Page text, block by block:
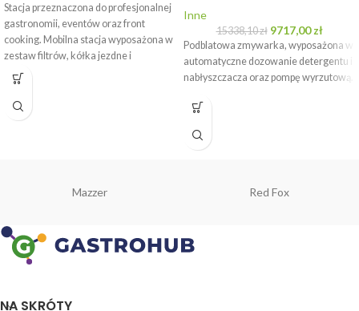
Stacja przeznaczona do profesjonalnej
gastronomii, eventów oraz front
cooking. Mobilna stacja wyposażona w
zestaw filtrów, kółka jezdne i
gniazdka.
WYPOŻYCZ
Inne
15338,10zł 9717,00zł
Podblatowa zmywarka, wyposażona w
automatyczne dozowanie detergentu i
nabłyszczacza oraz pompę wyrzutową.
Mazzer Red Fox
NA SKRÓTY